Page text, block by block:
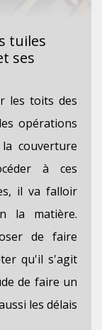
tuiles
ses
les toits des
opérations
couverture
à ces
il va falloir
la matière.
de faire
qu'il s'agit
de faire un
les délais